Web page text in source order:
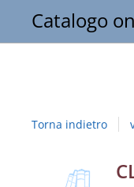
Catalogo
Torna indietro
copertina